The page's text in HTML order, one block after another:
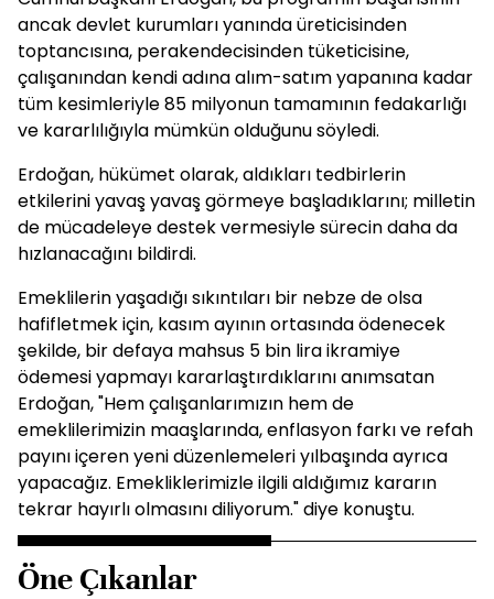
ancak devlet kurumları yanında üreticisinden
toptancısına, perakendecisinden tüketicisine,
çalışanından kendi adına alım-satım yapanına kadar
tüm kesimleriyle 85 milyonun tamamının fedakarlığı
ve kararlılığıyla mümkün olduğunu söyledi.
Erdoğan, hükümet olarak, aldıkları tedbirlerin
etkilerini yavaş yavaş görmeye başladıklarını; milletin
de mücadeleye destek vermesiyle sürecin daha da
hızlanacağını bildirdi.
Emeklilerin yaşadığı sıkıntıları bir nebze de olsa
hafifletmek için, kasım ayının ortasında ödenecek
şekilde, bir defaya mahsus 5 bin lira ikramiye
ödemesi yapmayı kararlaştırdıklarını anımsatan
Erdoğan, "Hem çalışanlarımızın hem de
emeklilerimizin maaşlarında, enflasyon farkı ve refah
payını içeren yeni düzenlemeleri yılbaşında ayrıca
yapacağız. Emekliklerimizle ilgili aldığımız kararın
tekrar hayırlı olmasını diliyorum." diye konuştu.
Öne Çıkanlar